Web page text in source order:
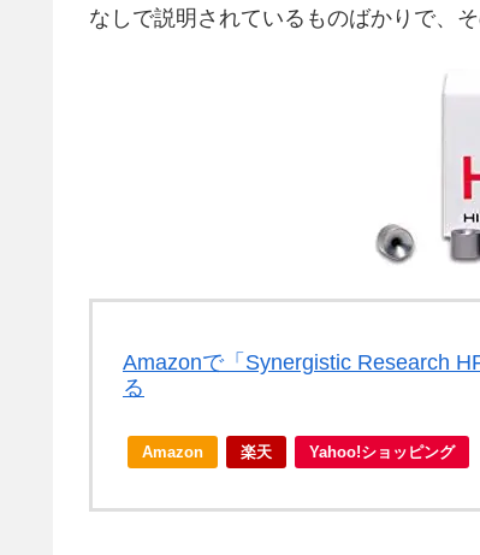
なしで説明されているものばかりで、
Amazonで「Synergistic Research
る
Amazon 楽天 Yahoo!ショッピング